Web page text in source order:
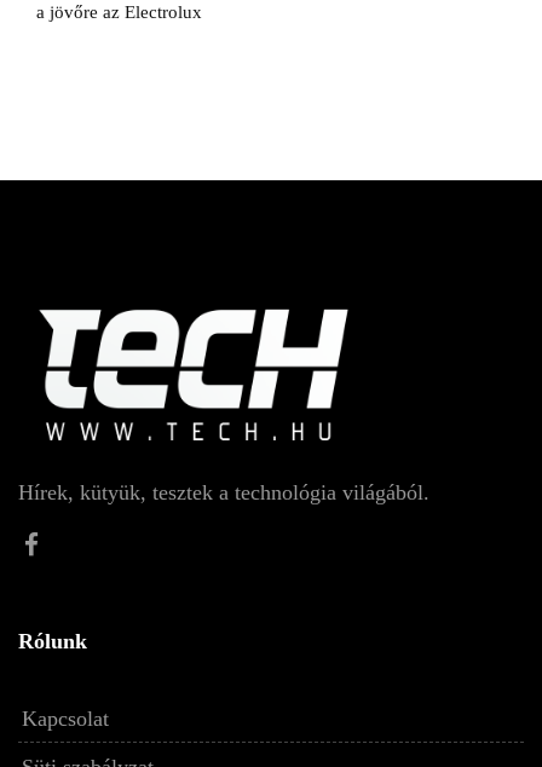
a jövőre az Electrolux
Hírek, kütyük, tesztek a technológia világából.
Rólunk
Kapcsolat